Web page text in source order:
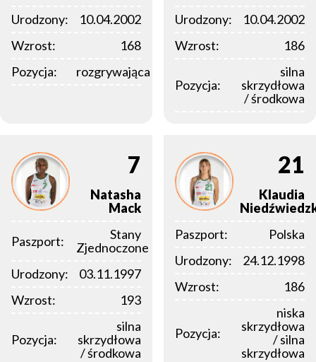
Urodzony:
10.04.2002
Wzrost:
168
Pozycja:
rozgrywająca
Urodzony:
10.04.2002
Wzrost:
186
Pozycja:
silna
skrzydłowa
/ środkowa
7
Natasha
Mack
Paszport:
Stany
Zjednoczone
Urodzony:
03.11.1997
Wzrost:
193
Pozycja:
silna
skrzydłowa
/ środkowa
21
Klaudia
Paszport:
Polska
Urodzony:
24.12.1998
Wzrost:
186
Pozycja:
niska
skrzydłowa
/ silna
skrzydłowa